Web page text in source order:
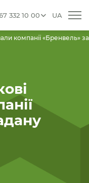
332 10 00 UA
компанії «Бренвель» за